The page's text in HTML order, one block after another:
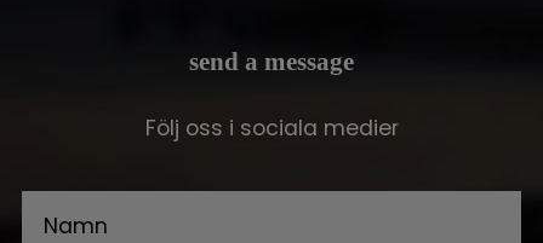
send a message
Följ oss i sociala medier